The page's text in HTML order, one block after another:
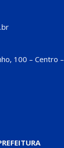
100 – Centro